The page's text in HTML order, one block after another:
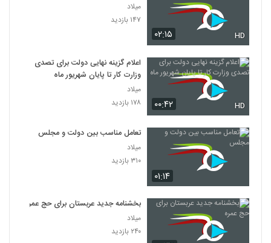
۰۲:۱۵ HD
میلاد
۱۴۷ بازدید
۰۰:۴۲ HD
اعلام گزینه نهایی دولت برای تصدی
وزارت کار تا پایان شهریور ماه
میلاد
۱۷۸ بازدید
۰۱:۱۴
تعامل مناسب بین دولت و مجلس
میلاد
۳۱۰ بازدید
بخشنامه جدید عربستان برای حج عمره
میلاد
۲۴۰ بازدید